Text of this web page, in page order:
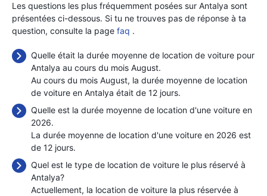
Les questions les plus fréquemment posées sur Antalya sont
présentées ci-dessous. Si tu ne trouves pas de réponse à ta
question, consulte la page faq .
Quelle était la durée moyenne de location de voiture pour
Antalya au cours du mois August.
Au cours du mois August, la durée moyenne de location
de voiture en Antalya était de 12 jours.
Quelle est la durée moyenne de location d'une voiture en
2026.
La durée moyenne de location d'une voiture en 2026 est
de 12 jours.
Quel est le type de location de voiture le plus réservé à
Antalya?
Actuellement, la location de voiture la plus réservée à